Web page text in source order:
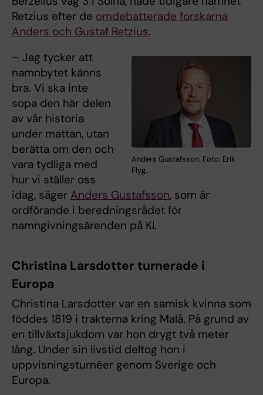
Retzius efter de omdebatterade forskarna
Anders och Gustaf Retzius.
Anders Gustafsson. Foto: Erik
Flyg.
– Jag tycker att
namnbytet känns
bra. Vi ska inte
sopa den här delen
av vår historia
under mattan, utan
berätta om den och
vara tydliga med
hur vi ställer oss
idag, säger Anders Gustafsson, som är
ordförande i beredningsrådet för
namngivningsärenden på KI.
Christina Larsdotter turnerade i
Europa
Christina Larsdotter var en samisk kvinna som
föddes 1819 i trakterna kring Malå. På grund av
en tillväxtsjukdom var hon drygt två meter
lång. Under sin livstid deltog hon i
uppvisningsturnéer genom Sverige och
Europa.